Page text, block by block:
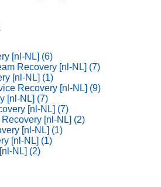
[nl-NL] (6)
Recovery [nl-NL] (7)
[nl-NL] (1)
Recovery [nl-NL] (9)
[nl-NL] (7)
[nl-NL] (7)
[nl-NL] (2)
[nl-NL] (1)
[nl-NL] (1)
NL] (2)